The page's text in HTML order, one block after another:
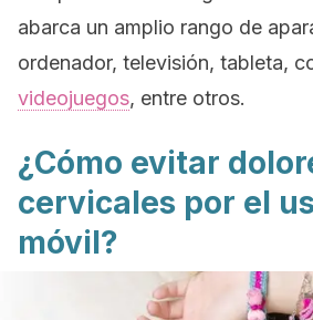
abarca un amplio rango de
ordenador, televisión, tableta,
videojuegos, entre otros.
¿Cómo evitar
cervicales por el
móvil?